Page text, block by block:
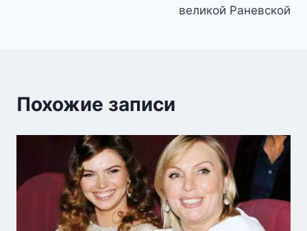
великой Раневской
Похожие записи